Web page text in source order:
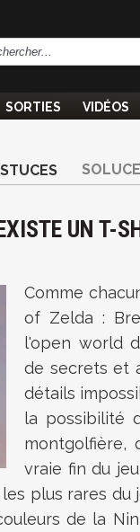
SORTIES VIDÉOS
UN T-
Comme
of Zelda :
l'open world
de secrets et
détails
la possibilité
montgolfière,
vraie fin du
plus rares du
de la